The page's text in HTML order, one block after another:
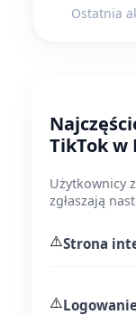
Ostatnia
TikTok w
Użytkownicy
zgłaszają
⚠️Strona
⚠️